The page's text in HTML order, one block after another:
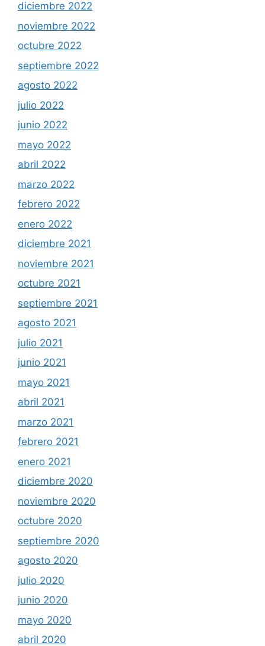
diciembre 2022
noviembre 2022
octubre 2022
septiembre 2022
agosto 2022
julio 2022
junio 2022
mayo 2022
abril 2022
marzo 2022
febrero 2022
enero 2022
diciembre 2021
noviembre 2021
octubre 2021
septiembre 2021
agosto 2021
julio 2021
junio 2021
mayo 2021
abril 2021
marzo 2021
febrero 2021
enero 2021
diciembre 2020
noviembre 2020
octubre 2020
septiembre 2020
agosto 2020
julio 2020
junio 2020
mayo 2020
abril 2020